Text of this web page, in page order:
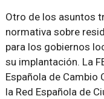
Otro de los asuntos
normativa sobre
para los gobiernos
su implantación. La
Española de
la Red Española de